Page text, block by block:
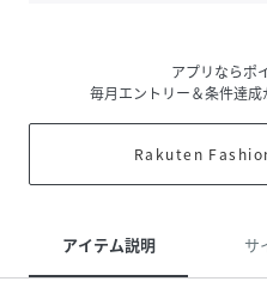
アプリならポ
毎月エントリー＆条件達成
Rakuten
アイテム説明 サ